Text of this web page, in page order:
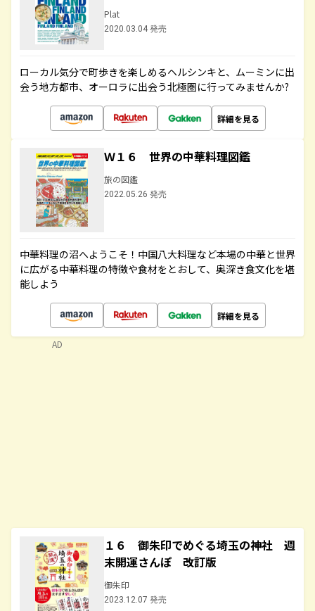
Plat
2020.03.04 発売
ローカル気分で町歩きを楽しめるヘルシンキと、ムーミンに出
会う地方都市、オーロラに出会う北極圏に行ってみませんか?
詳細を見る
Ｗ１６ 世界の中華料理図鑑
旅の図鑑
2022.05.26 発売
中華料理の沼へようこそ！中国八大料理など本場の中華と世界
に広がる中華料理の特徴や食材をとおして、奥深き食文化を堪
能しよう
詳細を見る
１６ 御朱印でめぐる埼玉の神社 週
末開運さんぽ 改訂版
御朱印
2023.12.07 発売
AD